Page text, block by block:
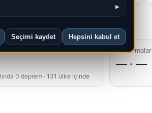
▸
Seçimi kaydet Hepsini kabul et
0 deprem · 131 ülke içinde
Ortalamalar
— · —